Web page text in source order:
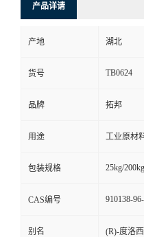
产品详请
产地 湖北
货号 TB0624
品牌 拓邦
用途 工业原材
包装规格 25kg/
CAS编号 910138-
别名 (R)-度洛